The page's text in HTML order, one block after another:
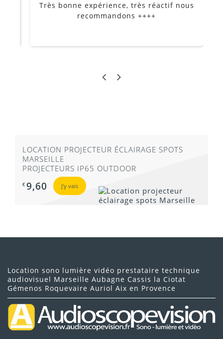
Très bonne expérience, très réactif nous
recommandons ++++
LOCATION PROJECTEUR ÉCLAIRAGE SPOTS
MARSEILLE
PROJECTEURS IP65 OUTDOOR
€ 9,60 J'y vais
Location sono lumière vidéo prestataire technique
audiovisuel Marseille Aubagne Cassis la Ciotat
Gémenos Roquevaire Auriol Aix en Provence